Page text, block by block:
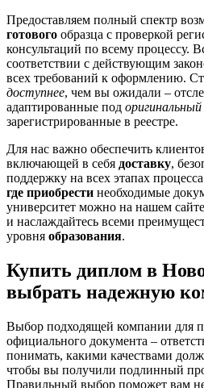
Предоставляем полный спектр
готового образца с проверкой
консультаций по всему процессу.
соответствии с действующим
всех требований к оформлению.
доступнее, чем вы ожидали –
адаптированные под оригинальный
зарегистрированные в реестре.
Для нас важно обеспечить
включающей в себя доставку,
поддержку на всех этапах
где приобрести необходимые
университет можно на нашем
и наслаждайтесь всеми
уровня образования.
Купить диплом в
выбрать надежную
Выбор подходящей компании для
официального документа –
понимать, какими качествами
чтобы вы получили подлинный
Правильный выбор поможет вам